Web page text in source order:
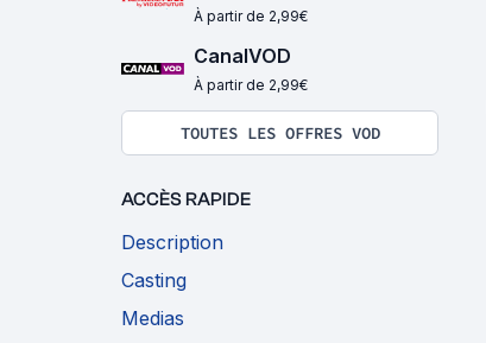
À partir de 2,99€
CanalVOD
À partir de 2,99€
TOUTES LES OFFRES VOD
ACCÈS RAPIDE
Description
Casting
Medias